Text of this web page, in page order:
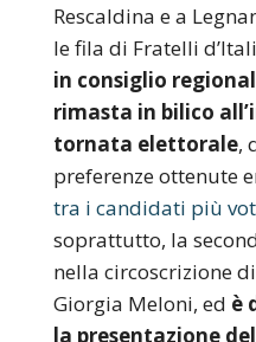
Rescaldina e a
le fila di Fratelli
in consiglio
rimasta in bilico
tornata elettorale,
preferenze ottenute
tra i candidati più
soprattutto, la
nella circoscrizione
Giorgia Meloni, ed è
la presentazione